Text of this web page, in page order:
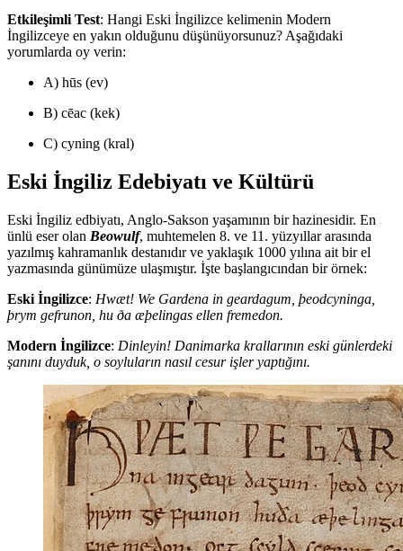
Etkileşimli Test: Hangi Eski İngilizce kelimenin Modern
İngilizceye en yakın olduğunu düşünüyorsunuz? Aşağıdaki
yorumlarda oy verin:
A) hūs (ev)
B) cēac (kek)
C) cyning (kral)
Eski İngiliz Edebiyatı ve Kültürü
Eski İngiliz edbiyatı, Anglo-Sakson yaşamının bir hazinesidir. En
ünlü eser olan Beowulf, muhtemelen 8. ve 11. yüzyıllar arasında
yazılmış kahramanlık destanıdır ve yaklaşık 1000 yılına ait bir el
yazmasında günümüze ulaşmıştır. İşte başlangıcından bir örnek:
Eski İngilizce: Hwæt! We Gardena in geardagum, þeodcyninga,
þrym gefrunon, hu ða æþelingas ellen fremedon.
Modern İngilizce: Dinleyin! Danimarka krallarının eski günlerdeki
şanını duyduk, o soyluların nasıl cesur işler yaptığını.